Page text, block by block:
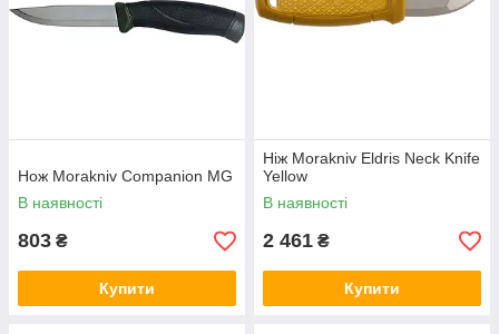
Нож Morakniv Companion MG
В наявності
803 ₴
Купити
Ніж Morakniv Eldris Neck Knife
Yellow
В наявності
2 461 ₴
Купити